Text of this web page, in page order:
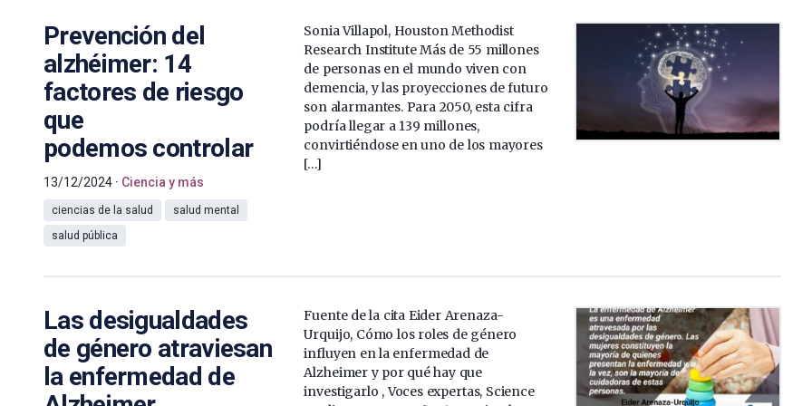
Prevención del
alzhéimer: 14
factores de riesgo
que
podemos controlar
13/12/2024 Ciencia y más
ciencias de la salud
salud mental
salud pública
Sonia Villapol, Houston Methodist
Research Institute Más de 55 millones
de personas en el mundo viven con
demencia, y las proyecciones de futuro
son alarmantes. Para 2050, esta cifra
podría llegar a 139 millones,
convirtiéndose en uno de los mayores
[…]
Las desigualdades
de género atraviesan
la enfermedad de
Fuente de la cita Eider Arenaza-
Urquijo, Cómo los roles de género
influyen en la enfermedad de
Alzheimer y por qué hay que
investigarlo , Voces expertas, Science